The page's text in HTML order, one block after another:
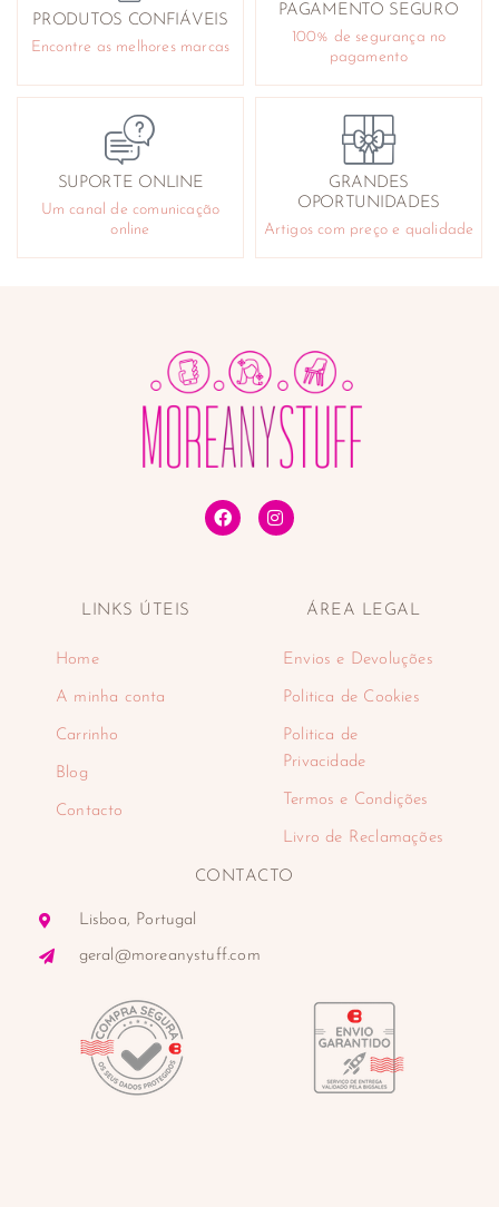
PRODUTOS CONFIÁVEIS
Encontre as melhores marcas
PAGAMENTO SEGURO
100% de segurança no
pagamento
SUPORTE ONLINE
Um canal de comunicação
online
GRANDES
OPORTUNIDADES
Artigos com preço e qualidade
LINKS ÚTEIS
Home
A minha conta
Carrinho
Blog
Contacto
ÁREA LEGAL
Envios e Devoluções
Politica de Cookies
Politica de
Privacidade
Termos e Condições
Livro de Reclamações
CONTACTO
Lisboa, Portugal
geral@moreanystuff.com